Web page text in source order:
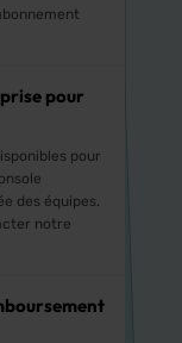
pour
pour
des équipes.
notre